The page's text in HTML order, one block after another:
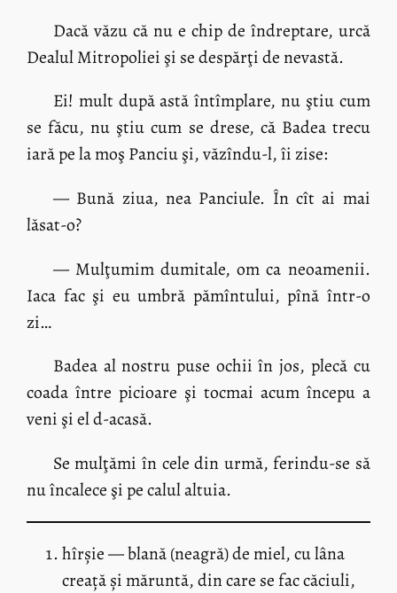
Dacă văzu că nu e chip de îndreptare, urcă
Dealul Mitropoliei şi se despărţi de nevastă.
Ei! mult după astă întîmplare, nu ştiu cum
se făcu, nu ştiu cum se drese, că Badea trecu
iară pe la moş Panciu şi, văzîndu-l, îi zise:
— Bună ziua, nea Panciule. În cît ai mai
lăsat-o?
— Mulţumim dumitale, om ca neoamenii.
Iaca fac şi eu umbră pămîntului, pînă într-o
zi…
Badea al nostru puse ochii în jos, plecă cu
coada între picioare şi tocmai acum începu a
veni şi el d-acasă.
Se mulţămi în cele din urmă, ferindu-se să
nu încalece şi pe calul altuia.
hîrșie — blană (neagră) de miel, cu lâna
creață și măruntă, din care se fac căciuli,